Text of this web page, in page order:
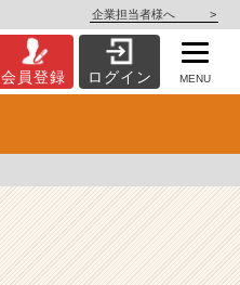
企業担当者様へ >
会員登録 ログイン MENU